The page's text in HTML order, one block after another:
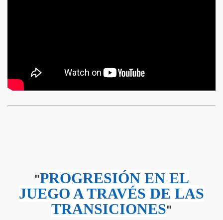
"PROGRESIÓN EN EL
JUEGO A TRAVÉS DE LAS
TRANSICIONES"